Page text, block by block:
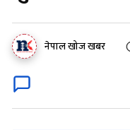
नेपाल खोज खबर